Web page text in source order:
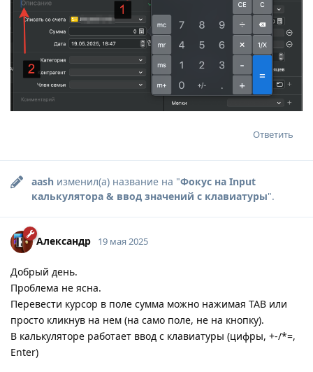
Ответить
aash изменил(а) название на "Фокус на Input
калькулятора & ввод значений с клавиатуры".
Александр 19 мая 2025
Добрый день.
Проблема не ясна.
Перевести курсор в поле сумма можно нажимая TAB или
просто кликнув на нем (на само поле, не на кнопку).
В калькуляторе работает ввод с клавиатуры (цифры, +-/*=,
Enter)